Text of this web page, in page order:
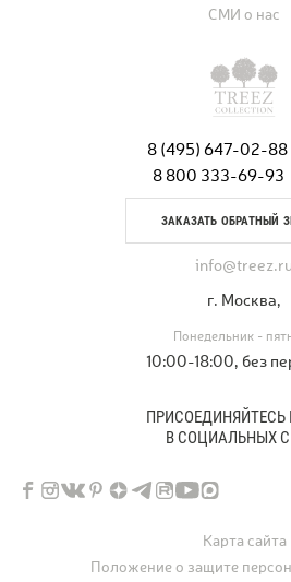
8 (495) 647-02-88
8 800 333-69-93
ЗАКАЗАТЬ ОБРАТНЫЙ
info@treez.ru
г. Москва,
Понедельник -
10:00-18:00, без
СМИ о нас
ПРИСОЕДИНЯЙТЕСЬ
В СОЦИАЛЬНЫХ
Карта сайта
Положение о защите